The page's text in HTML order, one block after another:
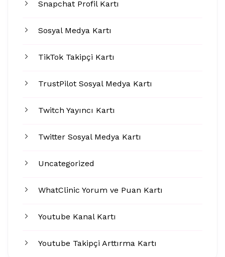
Snapchat Profil Kartı
Sosyal Medya Kartı
TikTok Takipçi Kartı
TrustPilot Sosyal Medya Kartı
Twitch Yayıncı Kartı
Twitter Sosyal Medya Kartı
Uncategorized
WhatClinic Yorum ve Puan Kartı
Youtube Kanal Kartı
Youtube Takipçi Arttırma Kartı